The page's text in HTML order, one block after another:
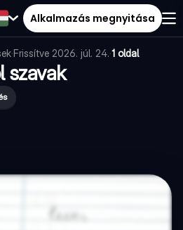
Alkalmazás megnyitása
·Frissítve 2026. júl. 24.·1 oldal
szavak